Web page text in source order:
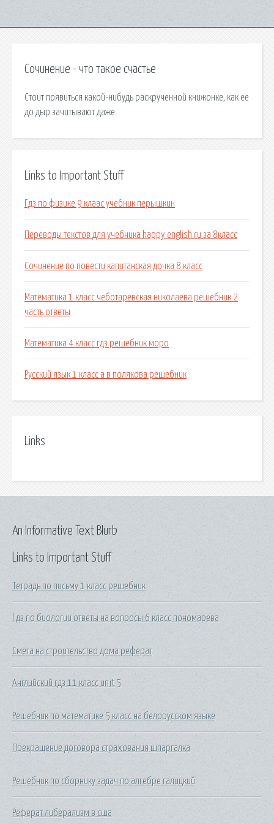
Сочинение - что такое счастье
Стоит появиться какой-нибудь раскрученной книжонке, как ее
до дыр зачитывают даже.
Links to Important Stuff
Гдз по физике 9 клаас учебник перышкин
Переводы текстов для учебника happy english.ru за 8класс
Сочинение по повести капитанская дочка 8 класс
Математика 1 класс чеботаревская николаева решебник 2
часть ответы
Математика 4 класс гдз решебник моро
Русский язык 1 класс а в полякова решебник
Links
Links to Important Stuff
Тетрадь по письму 1 класс решебник
Гдз по биологии ответы на вопросы 6 класс пономарева
Смета на строительство дома реферат
Английский гдз 11 класс unit 5
Решебник по математике 5 класс на белорусском языке
Прекращение договора страхования шпаргалка
Решебник по сборнику задач по алгебре галицкий
Реферат либерализм в сша
An Informative Text Blurb